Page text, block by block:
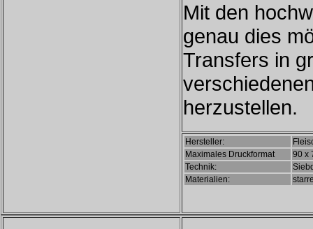
Mit den
genau dies
Transfers in
herzustellen.
Hersteller:
Maximales Druckformat
90 x
Technik:
Materialien: